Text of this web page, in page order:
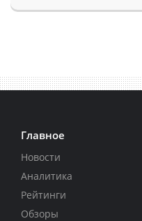
Главное
Новости
Аналитика
Рейтинги
Обзоры